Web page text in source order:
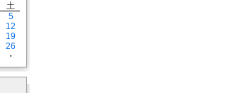
土
5
12
19
26
・